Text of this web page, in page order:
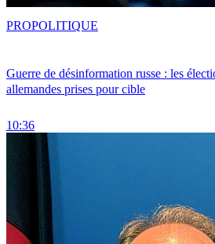
Guerre de désinformation russe : les
allemandes prises pour cible
10:36
PROPOLITIQUE